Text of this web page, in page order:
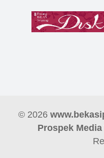
© 2026
Prospek